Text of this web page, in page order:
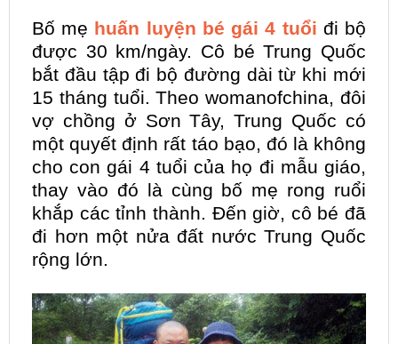
Bố mẹ huấn luyện bé gái 4 tuổi đi bộ
được 30 km/ngày. Cô bé Trung Quốc
bắt đầu tập đi bộ đường dài từ khi mới
15 tháng tuổi. Theo womanofchina, đôi
vợ chồng ở Sơn Tây, Trung Quốc có
một quyết định rất táo bạo, đó là không
cho con gái 4 tuổi của họ đi mẫu giáo,
thay vào đó là cùng bố mẹ rong ruổi
khắp các tỉnh thành. Đến giờ, cô bé đã
đi hơn một nửa đất nước Trung Quốc
rộng lớn.